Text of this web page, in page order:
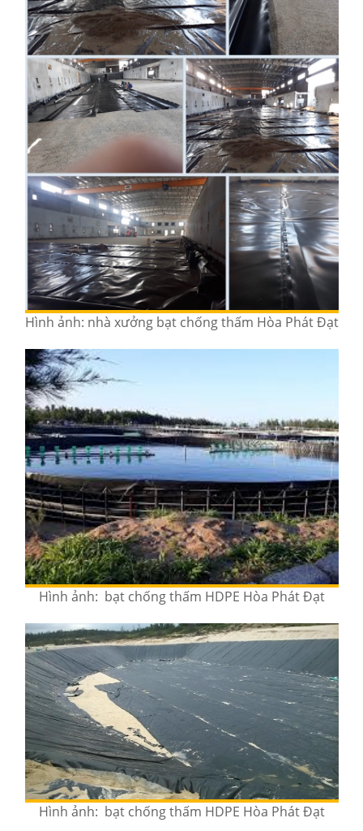
Hình ảnh: nhà xưởng bạt chống thấm Hòa Phát Đạt
Hình ảnh: bạt chống thấm HDPE Hòa Phát Đạt
Hình ảnh: bạt chống thấm HDPE Hòa Phát Đạt